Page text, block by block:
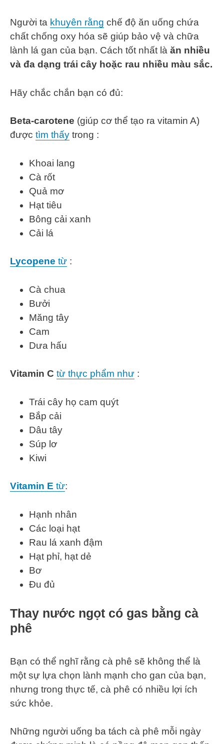
Người ta khuyên rằng chế độ ăn uống chứa
chất chống oxy hóa sẽ giúp bảo vệ và chữa
lành lá gan của bạn. Cách tốt nhất là ăn nhiều
và đa dạng trái cây hoặc rau nhiều màu sắc.
Hãy chắc chắn bạn có đủ:
Beta-carotene (giúp cơ thể tạo ra vitamin A)
được tìm thấy trong :
Khoai lang
Cà rốt
Quả mơ
Hạt tiêu
Bông cải xanh
Cải lá
Lycopene từ :
Cà chua
Bưởi
Măng tây
Cam
Dưa hấu
Vitamin C từ thực phẩm như :
Trái cây họ cam quýt
Bắp cải
Dâu tây
Súp lơ
Kiwi
Vitamin E từ:
Hạnh nhân
Các loại hạt
Rau lá xanh đậm
Hạt phỉ, hạt dẻ
Bơ
Đu đủ
Thay nước ngọt có gas bằng cà
phê
Bạn có thể nghĩ rằng cà phê sẽ không thể là
một sự lựa chọn lành mạnh cho gan của bạn,
nhưng trong thực tế, cà phê có nhiều lợi ích
sức khỏe.
Những người uống ba tách cà phê mỗi ngày